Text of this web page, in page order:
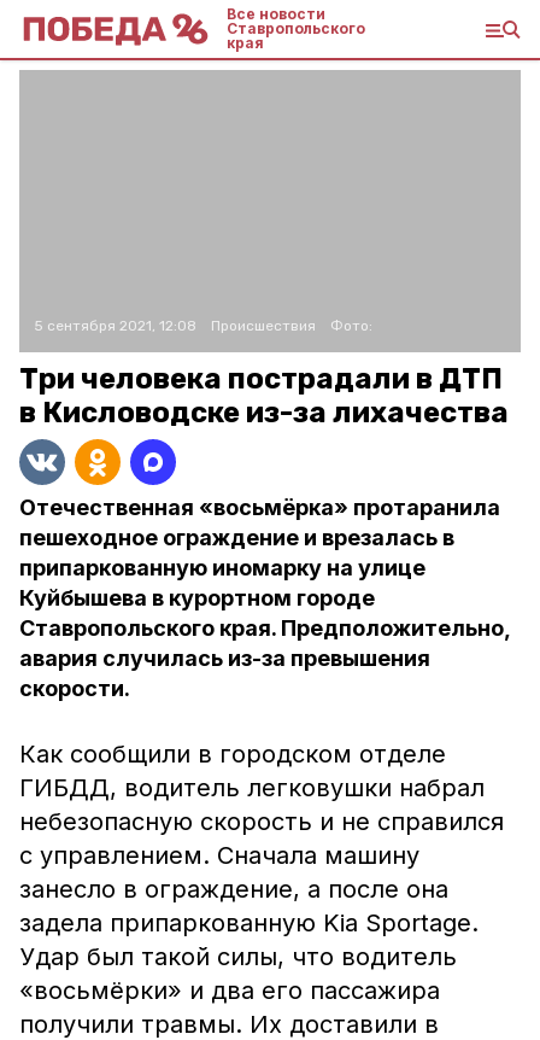
Все новости
Ставропольского
края
5 сентября 2021, 12:08 Происшествия Фото:
Три человека пострадали в ДТП
в Кисловодске из-за лихачества
Отечественная «восьмёрка» протаранила
пешеходное ограждение и врезалась в
припаркованную иномарку на улице
Куйбышева в курортном городе
Ставропольского края. Предположительно,
авария случилась из-за превышения
скорости.
Как сообщили в городском отделе
ГИБДД, водитель легковушки набрал
небезопасную скорость и не справился
с управлением. Сначала машину
занесло в ограждение, а после она
задела припаркованную Kia Sportage.
Удар был такой силы, что водитель
«восьмёрки» и два его пассажира
получили травмы. Их доставили в